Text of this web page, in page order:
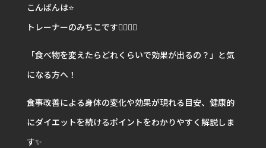
こんばんは⭐️
トレーナーのみちこです🙋🏽‍♀️✨
「食べ物を変えたらどれくらいで効果が出るの？」と気
になる方へ！
食事改善による身体の変化や効果が現れる目安、健康的
にダイエットを続けるポイントをわかりやすく解説しま
す✨